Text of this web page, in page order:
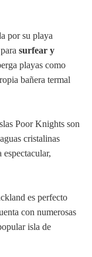
por su playa
surfear y
playas como
bañera termal
Poor Knights son
cristalinas
es perfecto
con numerosas
isla de